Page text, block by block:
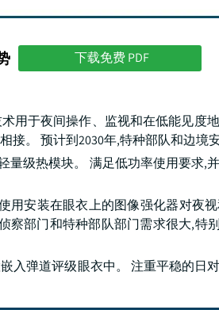
下载免费 PDF
用于夜间操作、监视和在低能见度
。 预计到2030年,特种部队和边境
级热模块。 满足低功率使用要求,
用安装在眼衣上的图像强化器对夜
察部门和特种部队部门需求很大,特
入弹道评级眼衣中。 注重平稳的日